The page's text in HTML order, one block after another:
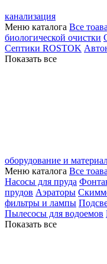
канализация
Меню каталога Все
биологической очистки
Септики ROSTOK
Показать все
оборудование и
Меню каталога Все
Насосы для пруда
прудов Аэраторы
фильтры и лампы
Пылесосы для водоемов
Показать все